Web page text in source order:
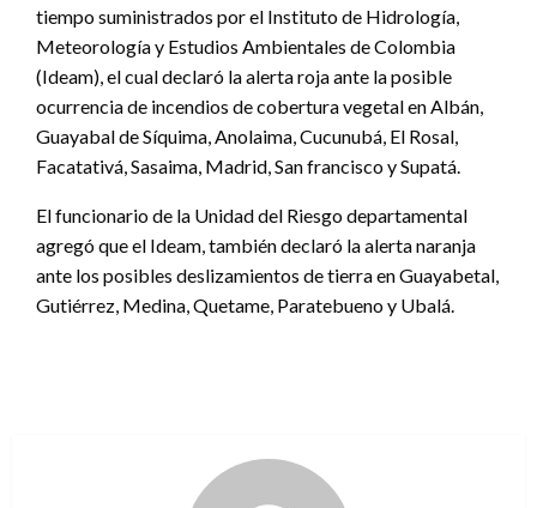
tiempo suministrados por el Instituto de Hidrología,
Meteorología y Estudios Ambientales de Colombia
(Ideam), el cual declaró la alerta roja ante la posible
ocurrencia de incendios de cobertura vegetal en Albán,
Guayabal de Síquima, Anolaima, Cucunubá, El Rosal,
Facatativá, Sasaima, Madrid, San francisco y Supatá.
El funcionario de la Unidad del Riesgo departamental
agregó que el Ideam, también declaró la alerta naranja
ante los posibles deslizamientos de tierra en Guayabetal,
Gutiérrez, Medina, Quetame, Paratebueno y Ubalá.